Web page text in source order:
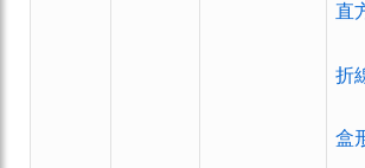
直
折
盒